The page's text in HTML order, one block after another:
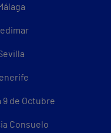
9 de Octubre
Consuelo